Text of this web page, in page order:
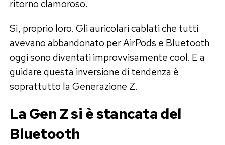
ritorno clamoroso.
Sì, proprio loro. Gli auricolari cablati che tutti
avevano abbandonato per AirPods e Bluetooth
oggi sono diventati improvvisamente cool. E a
guidare questa inversione di tendenza è
soprattutto la Generazione Z.
La Gen Z si è stancata del
Bluetooth